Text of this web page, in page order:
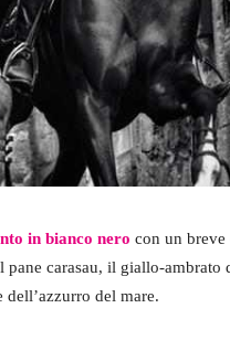
in bianco nero con un
carasau, il giallo-ambrato
del mare.